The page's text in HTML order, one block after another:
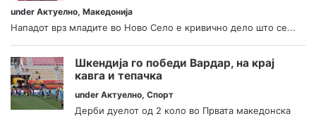
under Актуелно, Македонија
Нападот врз младите во Ново Село е кривично дело што се...
Шкендија го победи Вардар, на крај
кавга и тепачка
under Актуелно, Спорт
Дерби дуелот од 2 коло во Првата македонска